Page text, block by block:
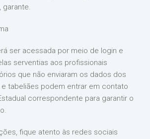
garante.
ser acessada por meio de login e
serventias aos profissionais
que não enviaram os dados dos
tabeliães podem entrar em contato
correspondente para garantir o
fique atento às redes sociais